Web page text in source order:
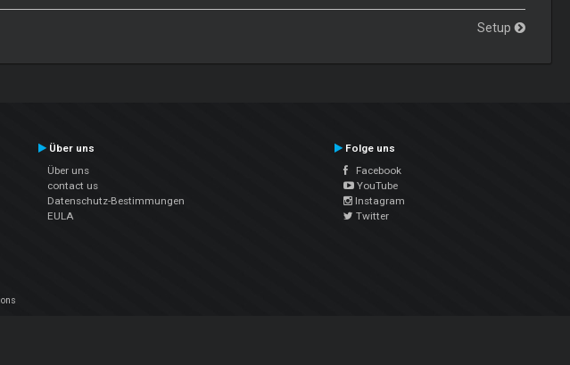
Setup
Über uns
Über uns
contact us
Datenschutz-Bestimmungen
EULA
Folge uns
Facebook
YouTube
Instagram
Twitter